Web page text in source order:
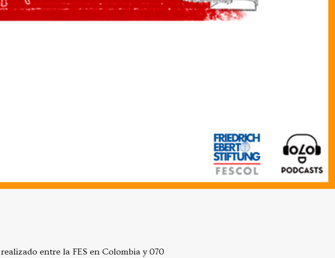
entre la FES en Colombia y 070